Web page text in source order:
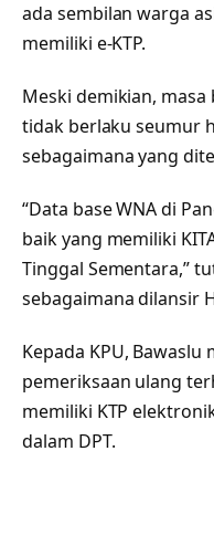
ada sembilan warga
memiliki e-KTP.
Meski demikian, masa
tidak berlaku seumur
sebagaimana yang
“Data base WNA di
baik yang memiliki
Tinggal Sementara,”
sebagaimana dilansir
Kepada KPU,
pemeriksaan ulang
memiliki KTP
dalam DPT.